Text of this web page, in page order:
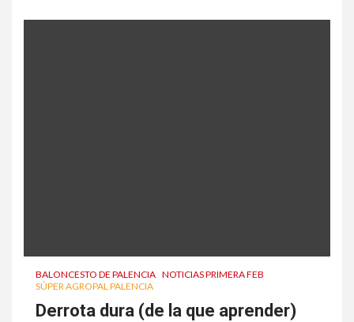
BALONCESTO DE PALENCIA NOTICIAS PRIMERA FEB
SÚPER AGROPAL PALENCIA
Derrota dura (de la que aprender)